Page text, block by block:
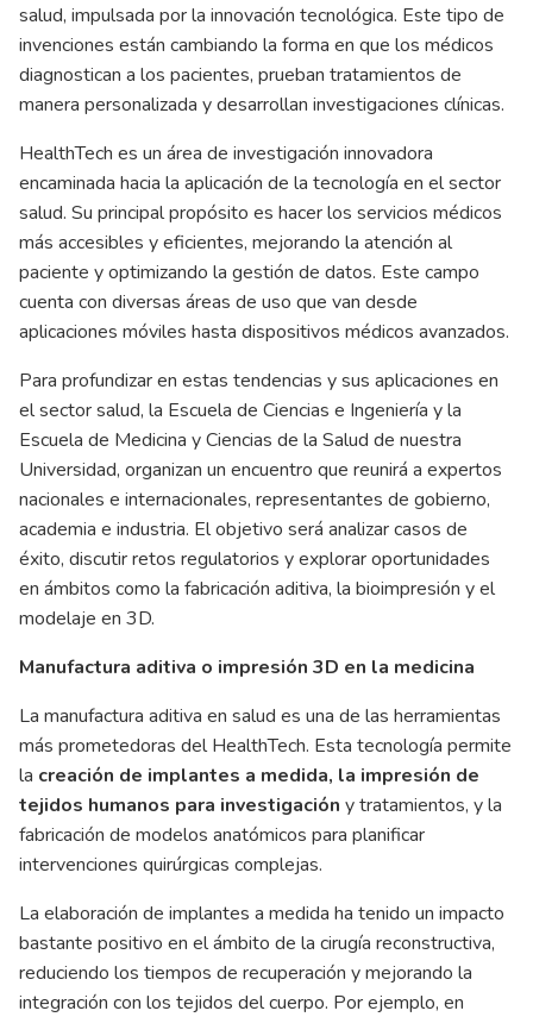
salud, impulsada por la innovación tecnológica. Este tipo de
invenciones están cambiando la forma en que los médicos
diagnostican a los pacientes, prueban tratamientos de
manera personalizada y desarrollan investigaciones clínicas.
HealthTech es un área de investigación innovadora
encaminada hacia la aplicación de la tecnología en el sector
salud. Su principal propósito es hacer los servicios médicos
más accesibles y eficientes, mejorando la atención al
paciente y optimizando la gestión de datos. Este campo
cuenta con diversas áreas de uso que van desde
aplicaciones móviles hasta dispositivos médicos avanzados.
Para profundizar en estas tendencias y sus aplicaciones en
el sector salud, la Escuela de Ciencias e Ingeniería y la
Escuela de Medicina y Ciencias de la Salud de nuestra
Universidad, organizan un encuentro que reunirá a expertos
nacionales e internacionales, representantes de gobierno,
academia e industria. El objetivo será analizar casos de
éxito, discutir retos regulatorios y explorar oportunidades
en ámbitos como la fabricación aditiva, la bioimpresión y el
modelaje en 3D.
Manufactura aditiva o impresión 3D en la medicina
La manufactura aditiva en salud es una de las herramientas
más prometedoras del HealthTech. Esta tecnología permite
la creación de implantes a medida, la impresión de
tejidos humanos para investigación y tratamientos, y la
fabricación de modelos anatómicos para planificar
intervenciones quirúrgicas complejas.
La elaboración de implantes a medida ha tenido un impacto
bastante positivo en el ámbito de la cirugía reconstructiva,
reduciendo los tiempos de recuperación y mejorando la
integración con los tejidos del cuerpo. Por ejemplo, en